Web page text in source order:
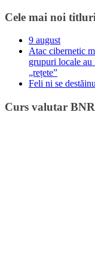
Cele mai noi titluri
9 august
Atac cibernetic
grupuri locale au
„rețete”
Feli ni se
Curs valutar BNR